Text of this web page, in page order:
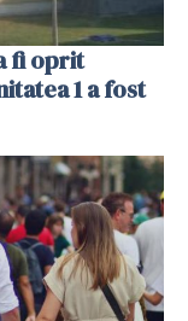
fi oprit
1 a fost